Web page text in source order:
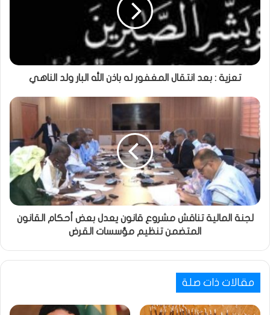
تعزية : بعد انتقال المغفور له باذن الله البار ولد الناهي
لجنة المالية تناقش مشروع قانون يعدل بعض أحكام القانون
المتضمن تنظيم مؤسسات القرض
مقالات ذات صلة